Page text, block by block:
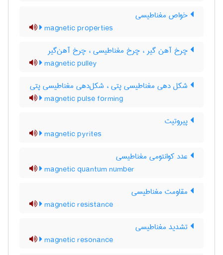
خواص مغناطیسی
magnetic properties
چرخ آهن گیر ، چرخ مغناطیسی ، چرخ آهن‌گیر
magnetic pulley
شکل دهی مغناطیسی پتی ، شکل‌دهی مغناطیسی پتی
magnetic pulse forming
پیروتیت
magnetic pyrites
عدد کوانتومی مغناطیسی
magnetic quantum number
مقاومت مغناطیسی
magnetic resistance
تشدید مغناطیسی
magnetic resonance